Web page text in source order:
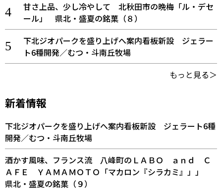
甘さ上品、少し冷やして 北秋田市の晩梅「ル・デセ
ール」 県北・盛夏の銘菓（８）
下北ジオパークを盛り上げへ案内看板新設 ジェラー
ト6種開発／むつ・斗南丘牧場
もっと見る＞
新着情報
下北ジオパークを盛り上げへ案内看板新設 ジェラート6種
開発／むつ・斗南丘牧場
酒かす風味、フランス流 八峰町のＬＡＢＯ ａｎｄ Ｃ
ＡＦＥ ＹＡＭＡＭＯＴＯ「マカロン『シラカミ』」」
県北・盛夏の銘菓（９）